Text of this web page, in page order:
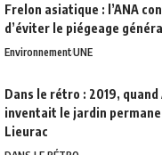
Frelon asiatique : l’ANA
d’éviter le piégeage
EnvironnementUNE
Dans le rétro : 2019,
inventait le jardin
Lieurac